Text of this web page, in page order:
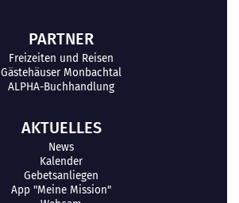
PARTNER
Freizeiten und Reisen
Gästehäuser Monbachtal
ALPHA-Buchhandlung
AKTUELLES
News
Kalender
Gebetsanliegen
App "Meine Mission"